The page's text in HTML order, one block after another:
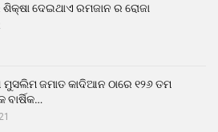
ଦେଇଥାଏ ରମଜାନ ର ରୋଜା
ଜମାତ କାଦିଆନ ଠାରେ ୧୨୬ ତମ